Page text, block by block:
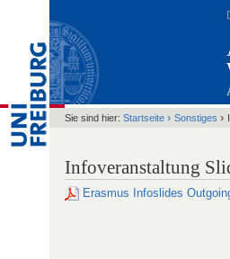
Sie sind hier: Startseite › Sonstiges ›
Infoveranstaltung
Erasmus Infoslides